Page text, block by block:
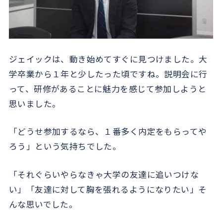
ジェイックは、動き始めてすぐに見つけました。大
学卒業から１年と少したった頃ですね。説明会に行
って、研修があることに魅力を感じて参加しようと
思いました。
「どうせ参加するなら、１番多く内定をもらってや
ろう」という気持ちでした。
「それぐらいやらなきゃ大学の友達に追いつけな
い」「友達に対して胸を張れるようになりたい」そ
んな思いでした。